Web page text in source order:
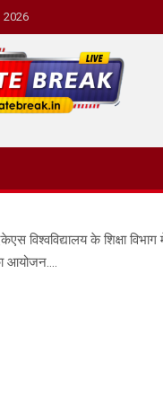
2026
विश्वविद्यालय के शिक्षा विभाग
आयोजन….